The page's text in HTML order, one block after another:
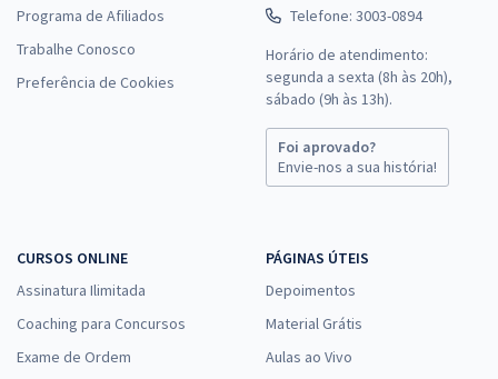
Programa de Afiliados
Trabalhe Conosco
Preferência de Cookies
Telefone: 3003-0894
Horário de atendimento:
segunda a sexta (8h às 20h),
sábado (9h às 13h).
Foi aprovado?
Envie-nos a sua história!
CURSOS ONLINE
Assinatura Ilimitada
Coaching para Concursos
Exame de Ordem
PÁGINAS ÚTEIS
Depoimentos
Material Grátis
Aulas ao Vivo